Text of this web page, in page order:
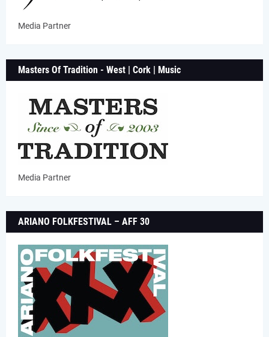
Media Partner
Masters Of Tradition - West | Cork | Music
Media Partner
ARIANO FOLKFESTIVAL – AFF 30